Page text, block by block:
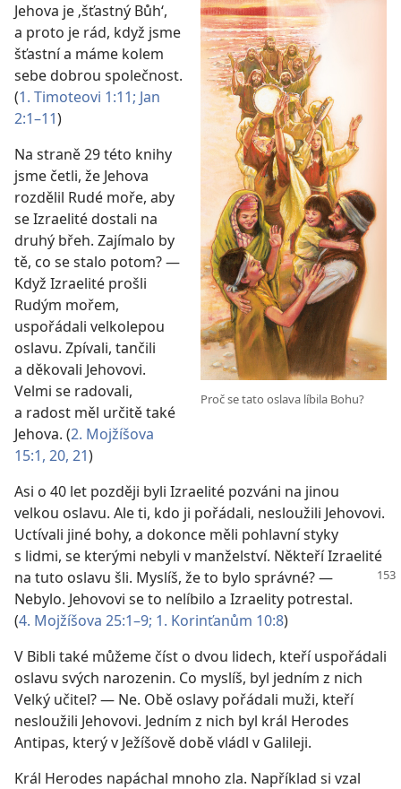
Proč se tato oslava líbila Bohu?
Jehova je ‚šťastný Bůh‘,
a proto je rád, když jsme
šťastní a máme kolem
sebe dobrou společnost.
(1. Timoteovi 1:11; Jan
2:1–11)
Na straně 29 této knihy
jsme četli, že Jehova
rozdělil Rudé moře, aby
se Izraelité dostali na
druhý břeh. Zajímalo by
tě, co se stalo potom? —
Když Izraelité prošli
Rudým mořem,
uspořádali velkolepou
oslavu. Zpívali, tančili
a děkovali Jehovovi.
Velmi se radovali,
a radost měl určitě také
Jehova. (2. Mojžíšova
15:1, 20, 21)
Asi o 40 let později byli Izraelité pozváni na jinou
velkou oslavu. Ale ti, kdo ji pořádali, nesloužili Jehovovi.
Uctívali jiné bohy, a dokonce měli pohlavní styky
s lidmi, se kterými nebyli v manželství. Někteří Izraelité
na tuto oslavu šli. Myslíš, že to bylo správné? —
Nebylo. Jehovovi se to nelíbilo a Izraelity potrestal.
(4. Mojžíšova 25:1–9; 1. Korinťanům 10:8)
V Bibli také můžeme číst o dvou lidech, kteří uspořádali
oslavu svých narozenin. Co myslíš, byl jedním z nich
Velký učitel? — Ne. Obě oslavy pořádali muži, kteří
nesloužili Jehovovi. Jedním z nich byl král Herodes
Antipas, který v Ježíšově době vládl v Galileji.
Král Herodes napáchal mnoho zla. Například si vzal